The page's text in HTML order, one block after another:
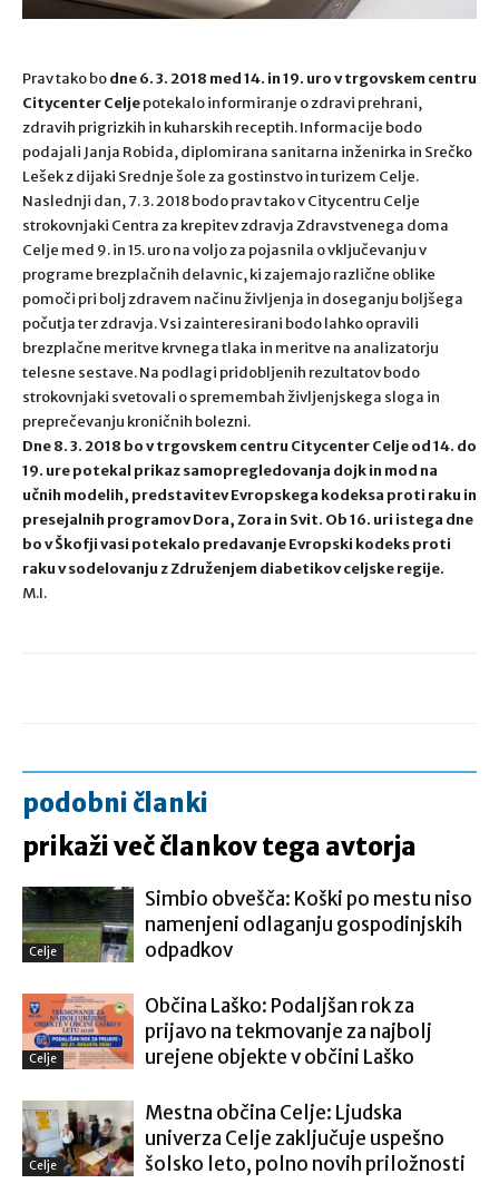
Prav tako bodne 6. 3. 2018 med 14. in 19. uro v trgovskem centru
Citycenter Celjepotekalo informiranje o zdravi prehrani,
zdravih prigrizkih in kuharskih receptih. Informacije bodo
podajali Janja Robida, diplomirana sanitarna inženirka in Srečko
Lešek z dijaki Srednje šole za gostinstvo in turizem Celje.
Naslednji dan, 7. 3. 2018 bodo prav tako v Citycentru Celje
strokovnjaki Centra za krepitev zdravja Zdravstvenega doma
Celje med 9. in 15. uro na voljo za pojasnila o vključevanju v
programe brezplačnih delavnic, ki zajemajo različne oblike
pomoči pri bolj zdravem načinu življenja in doseganju boljšega
počutja ter zdravja. Vsi zainteresirani bodo lahko opravili
brezplačne meritve krvnega tlaka in meritve na analizatorju
telesne sestave. Na podlagi pridobljenih rezultatov bodo
strokovnjaki svetovali o spremembah življenjskega sloga in
preprečevanju kroničnih bolezni.
Dne 8. 3. 2018 bo v trgovskem centru Citycenter Celje od 14. do
19. ure potekal prikaz samopregledovanja dojk in mod na
učnih modelih, predstavitev Evropskega kodeksa proti raku in
presejalnih programov Dora, Zora in Svit. Ob 16. uri istega dne
bo v Škofji vasi potekalo predavanje Evropski kodeks proti
raku v sodelovanju z Združenjem diabetikov celjske regije.
M.I.
podobni članki
prikaži več člankov tega avtorja
Celje
Simbio obvešča: Koški po mestu niso
namenjeni odlaganju gospodinjskih
odpadkov
Celje
Občina Laško: Podaljšan rok za
prijavo na tekmovanje za najbolj
urejene objekte v občini Laško
Celje
Mestna občina Celje: Ljudska
univerza Celje zaključuje uspešno
šolsko leto, polno novih priložnosti